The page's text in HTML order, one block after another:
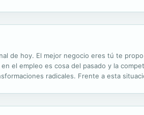
de hoy. El mejor negocio eres tú te
el empleo es cosa del pasado y la
radicales. Frente a esta